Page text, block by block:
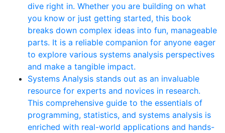
dive right in. Whether you are building on what
you know or just getting started, this book
breaks down complex ideas into fun, manageable
parts. It is a reliable companion for anyone eager
to explore various systems analysis perspectives
and make a tangible impact.
Systems Analysis stands out as an invaluable
resource for experts and novices in research.
This comprehensive guide to the essentials of
programming, statistics, and systems analysis is
enriched with real-world applications and hands-